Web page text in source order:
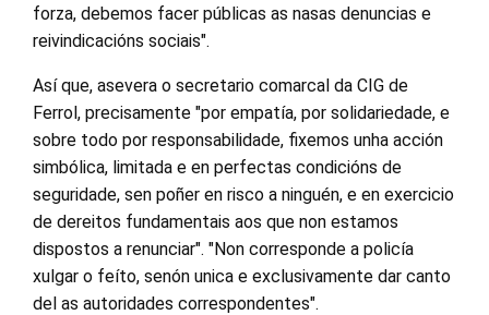
forza, debemos facer públicas as nasas denuncias e
reivindicacións sociais".
Así que, asevera o secretario comarcal da CIG de
Ferrol, precisamente "por empatía, por solidariedade, e
sobre todo por responsabilidade, fixemos unha acción
simbólica, limitada e en perfectas condicións de
seguridade, sen poñer en risco a ninguén, e en exercicio
de dereitos fundamentais aos que non estamos
dispostos a renunciar". "Non corresponde a policía
xulgar o feíto, senón unica e exclusivamente dar canto
del as autoridades correspondentes".